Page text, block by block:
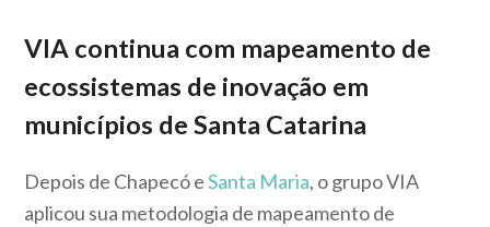
VIA continua com mapeamento de
ecossistemas de inovação em
municípios de Santa Catarina
Depois de Chapecó eSanta Maria, o grupo VIA
aplicou sua metodologia de mapeamento de